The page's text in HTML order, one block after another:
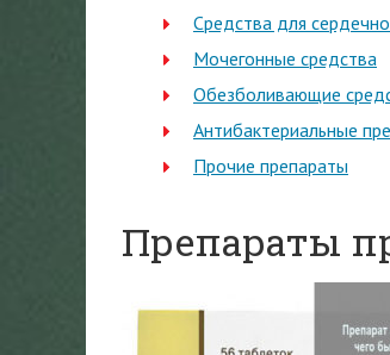
Средства для
Мочегонные средства
Обезболивающие
Антибактериальные
Прочие препараты
Препараты